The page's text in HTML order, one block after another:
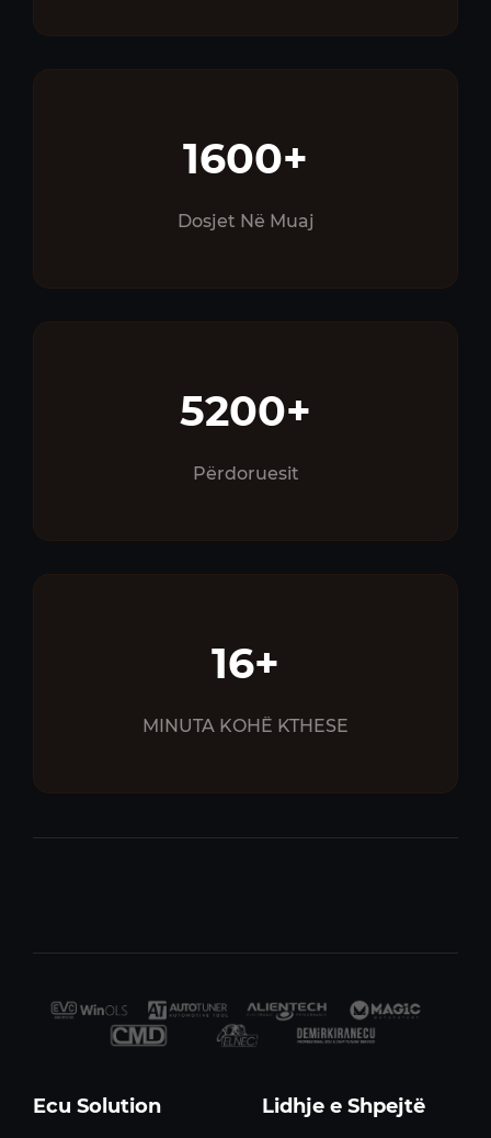
1600+
Dosjet Në Muaj
5200+
Përdoruesit
16+
MINUTA KOHË KTHESE
Ecu Solution Lidhje e Shpejtë